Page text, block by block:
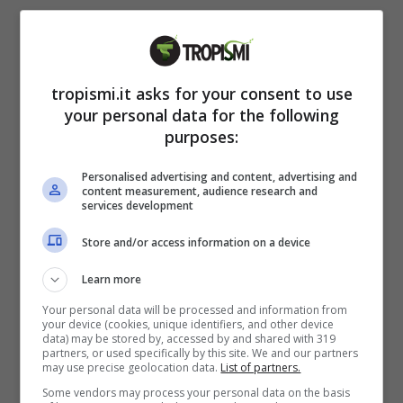
Dove si trova il mercatino dove vola Babbo Natale:
esperienza magica (IG @mob.goldenpass) – tropismi.it
Si tratta di un treno unico nel suo genere,
seguendo orari ben precisi, per questo è
importante conoscere il programma. Ed è
tropismi.it asks for your consent to use
your personal data for the following
purposes:
Personalised advertising and content, advertising and
content measurement, audience research and
services development
Store and/or access information on a device
Learn more
Your personal data will be processed and information from
your device (cookies, unique identifiers, and other device
data) may be stored by, accessed by and shared with 319
partners, or used specifically by this site. We and our partners
may use precise geolocation data. List of partners.
Some vendors may process your personal data on the basis